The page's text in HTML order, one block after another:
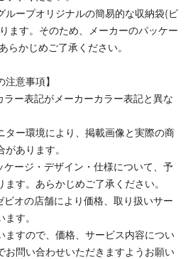
ープオリジナルの簡易的な収納袋(ビ
ます。そのため、メーカーのパッケー
らかじめご了承ください。
注意事項】
ー表記がメーカーカラー表記と異な
ー環境により、掲載画像と実際の商
あります。
ージ・デザイン・仕様について、予
す。あらかじめご了承ください。
オの店舗により価格、取り扱いサー
す。
ますので、価格、サービス内容につい
お問い合わせいただきますようお願い